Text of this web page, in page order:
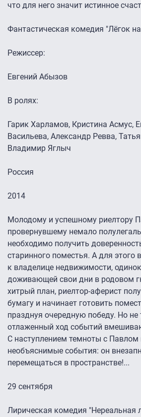
что для него значит истинное
Фантастическая комедия "Лёгок
Режиссер:
Евгений Абызов
В ролях:
Гарик Харламов, Кристина Асмус,
Васильева, Александр Ревва,
Владимир Яглыч
Россия
2014
Молодому и успешному риелтору
провернувшему немало
необходимо получить
старинного поместья. А для этого
к владелице недвижимости,
доживающей свои дни в родовом
хитрый план, риелтор-аферист
бумагу и начинает готовить
празднуя очередную победу. Но не
отлаженный ход событий
С наступлением темноты с Павлом
необъяснимые события: он
перемещаться в пространстве!...
29 сентября
Лирическая комедия "Нереальная